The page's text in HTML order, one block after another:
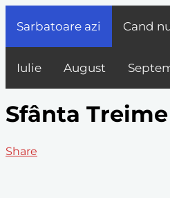
Sarbatoare azi Cand
Iulie August
Sfânta
Share